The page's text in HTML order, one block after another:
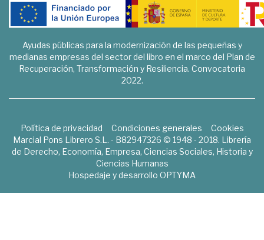
Ayudas públicas para la modernización de las pequeñas y
medianas empresas del sector del libro en el marco del Plan de
Recuperación, Transformación y Resiliencia. Convocatoria
2022.
Política de privacidad Condiciones generales
Cookies
Marcial Pons Librero S.L. - B82947326 © 1948 - 2018. Librería
de Derecho, Economía, Empresa, Ciencias Sociales, Historia y
Ciencias Humanas
Hospedaje y desarrollo OPTYMA